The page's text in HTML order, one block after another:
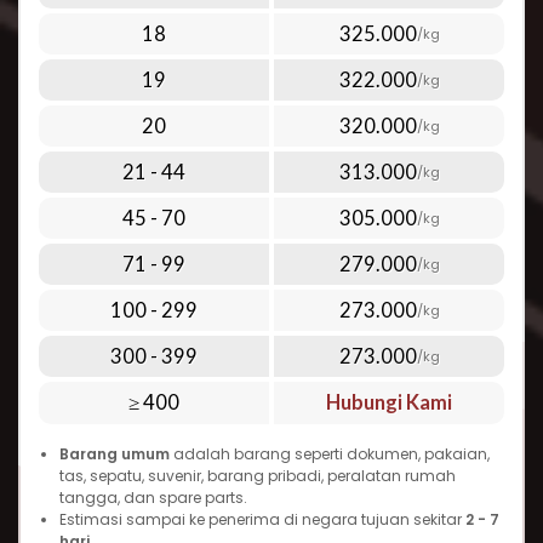
transparan berdasarkan berat aktual atau
berat dimensi (mana yang lebih tinggi).
Sebagai contoh:
Kg)
Waktu
Pengiriman
Rp 680.000/kg
4-9 hari
Rp 375.000/kg
4-9 hari
Rp 290.000/kg
4-9 hari
Dengan tarif tersebut, Anda bisa menikmati
anggaran. Bahkan untuk pengiriman dengan
berat di atas 100 kg, kami menawarkan tarif
2. Layanan Jemput Gratis di Seluruh
Indonesia
Tidak punya waktu untuk mengantarkan
18 325.000/kg
19 322.000/kg
20 320.000/kg
21 - 44 313.000/kg
45 - 70 305.000/kg
71 - 99 279.000/kg
100 - 299 273.000/kg
300 - 399 273.000/kg
≥ 400 Hubungi Kami
Barang umum adalah barang seperti dokumen, pakaian,
tas, sepatu, suvenir, barang pribadi, peralatan rumah
tangga, dan spare parts.
Estimasi sampai ke penerima di negara tujuan sekitar 2 - 7